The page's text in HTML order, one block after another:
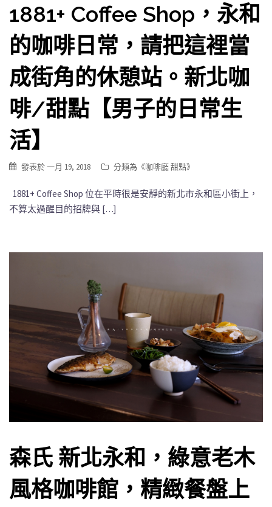
1881+ Coffee Shop，永和
的咖啡日常，請把這裡當
成街角的休憩站。新北咖
啡/甜點【男子的日常生
活】
發表於一月 19, 2018 分類為《咖啡廳 甜點》
1881+ Coffee Shop 位在平時很是安靜的新北市永和區小街上，
不算太過醒目的招牌與 […]
森氏 新北永和，綠意老木
風格咖啡館，精緻餐盤上